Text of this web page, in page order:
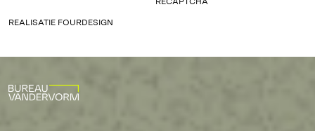
REALISATIE FOURDESIGN